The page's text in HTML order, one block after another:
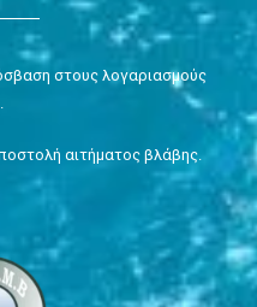
στους λογαριασμούς
αιτήματος βλάβης.